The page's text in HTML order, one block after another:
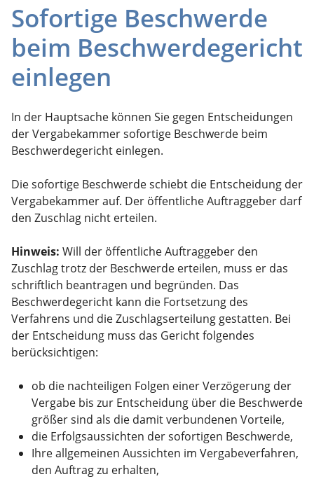
Sofortige Beschwerde
beim Beschwerdegericht
einlegen
In der Hauptsache können Sie gegen Entscheidungen
der Vergabekammer sofortige Beschwerde beim
Beschwerdegericht einlegen.
Die sofortige Beschwerde schiebt die Entscheidung der
Vergabekammer auf. Der öffentliche Auftraggeber darf
den Zuschlag nicht erteilen.
Hinweis: Will der öffentliche Auftraggeber den
Zuschlag trotz der Beschwerde erteilen, muss er das
schriftlich beantragen und begründen. Das
Beschwerdegericht kann die Fortsetzung des
Verfahrens und die Zuschlagserteilung gestatten. Bei
der Entscheidung muss das Gericht folgendes
berücksichtigen:
ob die nachteiligen Folgen einer Verzögerung der
Vergabe bis zur Entscheidung über die Beschwerde
größer sind als die damit verbundenen Vorteile,
die Erfolgsaussichten der sofortigen Beschwerde,
Ihre allgemeinen Aussichten im Vergabeverfahren,
den Auftrag zu erhalten,